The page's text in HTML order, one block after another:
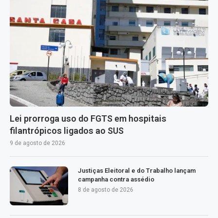
Lei prorroga uso do FGTS em hospitais
filantrópicos ligados ao SUS
9 de agosto de 2026
Justiças Eleitoral e do Trabalho lançam
campanha contra assédio
8 de agosto de 2026